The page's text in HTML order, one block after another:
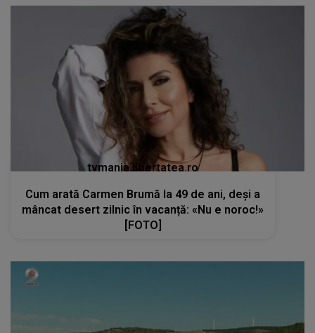
tvmania.libertatea.ro
Cum arată Carmen Brumă la 49 de ani, deși a
mâncat desert zilnic în vacanță: «Nu e noroc!»
[FOTO]